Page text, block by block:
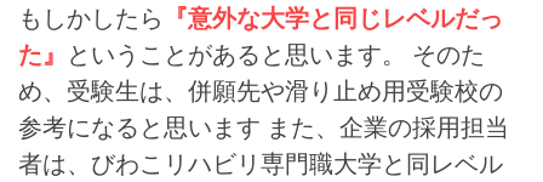
もしかしたら 『意外な大学と同じレベルだっ
た』 ということがあると思います。 そのた
め、受験生は、併願先や滑り止め用受験校の
参考になると思います また、企業の採用担当
者は、びわこリハビリ専門職大学と同レベル